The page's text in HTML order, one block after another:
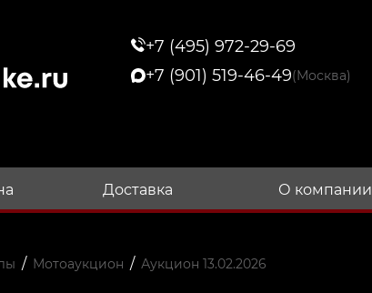
+7 (495) 972-29-69
+7 (901) 519-46-49(Москва)
Доставка О компании
/ Мотоаукцион / Аукцион 13.02.2026